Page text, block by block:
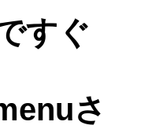
すぐ
さ